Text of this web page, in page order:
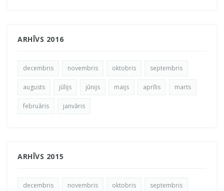
ARHĪVS 2016
decembris novembris oktobris septembris
augusts jūlijs jūnijs maijs aprīlis marts
februāris janvāris
ARHĪVS 2015
decembris novembris oktobris septembris